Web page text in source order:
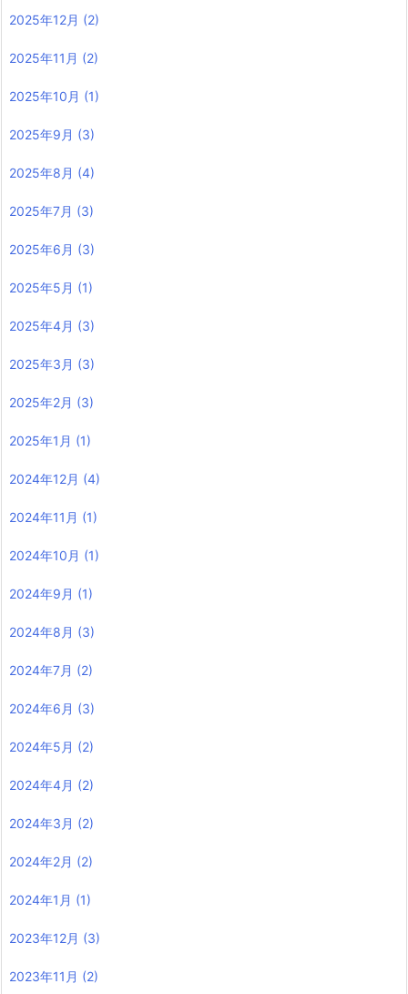
2025年12月 (2)
2025年11月 (2)
2025年10月 (1)
2025年9月 (3)
2025年8月 (4)
2025年7月 (3)
2025年6月 (3)
2025年5月 (1)
2025年4月 (3)
2025年3月 (3)
2025年2月 (3)
2025年1月 (1)
2024年12月 (4)
2024年11月 (1)
2024年10月 (1)
2024年9月 (1)
2024年8月 (3)
2024年7月 (2)
2024年6月 (3)
2024年5月 (2)
2024年4月 (2)
2024年3月 (2)
2024年2月 (2)
2024年1月 (1)
2023年12月 (3)
2023年11月 (2)